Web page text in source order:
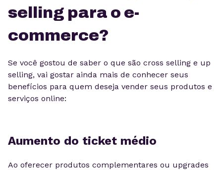
selling para o e-
commerce?
Se você gostou de saber o que são cross selling e up
selling, vai gostar ainda mais de conhecer seus
benefícios para quem deseja vender seus produtos e
serviços online:
Aumento do ticket médio
Ao oferecer produtos complementares ou upgrades